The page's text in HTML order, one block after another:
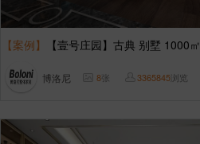
【案例】 【壹号庄园】古典 别墅 1000㎡
博洛尼 8张 3365845浏览